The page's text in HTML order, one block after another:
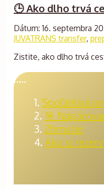
🕒 Ako dlho trvá
Dátum: 16. septembra
JUVATRANS transfer,
Zistite, ako dlho trvá
…..
Spoľahlivá
🎯
Zhrnutie
Ako si